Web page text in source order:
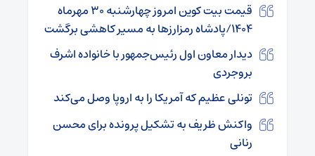
قیمت بیت کوین امروز چهارشنبه ۳۰ مهرماه
۱۴۰۴/پادشاه رمزارز‌ها به مسیر کاهشی برگشت
دیدار معاون اول رئیس‌جمهور با خانواده اشرف
بروجردی
تونلی عظیم که آمریکا را به اروپا وصل می‌کند
واکنش ظریف به تشکیل پرونده برای محسن
رنانی